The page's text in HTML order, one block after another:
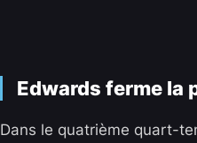
Edwards ferme la
Dans le quatrième quart-